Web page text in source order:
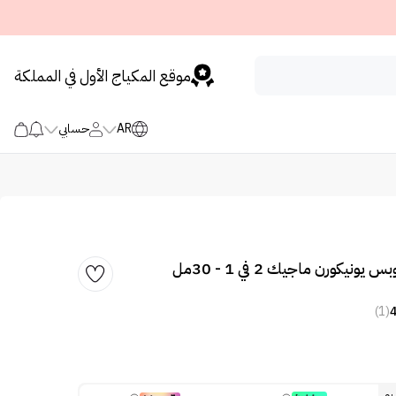
موقع المكياج الأول في المملكة
AR حسابي
ماجيك 2 في 1 - 30مل
4
(1)